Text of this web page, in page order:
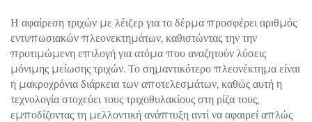
προστασία του επιδερμίδα
και συνεχή, μη επαφόμενη
χρήση σε κλινικές
Η αφαίρεση τριχών με λέιζερ για το δέρμα προσφέρει αριθμός
εντυπωσιακών πλεονεκτημάτων, καθιστώντας την την
προτιμώμενη επιλογή για ατόμα που αναζητούν λύσεις
μόνιμης μείωσης τριχών. Το σημαντικότερο πλεονέκτημα είναι
η μακροχρόνια διάρκεια των αποτελεσμάτων, καθώς αυτή η
τεχνολογία στοχεύει τους τριχοθυλακίους στη ρίζα τους,
εμποδίζοντας τη μελλοντική ανάπτυξη αντί να αφαιρεί απλώς